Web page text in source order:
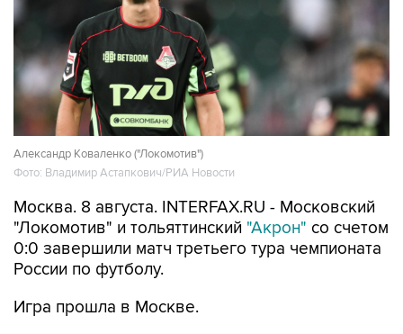
Александр Коваленко ("Локомотив")
Фото: Владимир Астапкович/РИА Новости
Москва. 8 августа. INTERFAX.RU - Московский
"Локомотив" и тольяттинский "Акрон" со счетом
0:0 завершили матч третьего тура чемпионата
России по футболу.
Игра прошла в Москве.